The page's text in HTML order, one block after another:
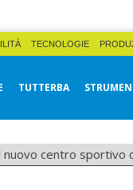
TECNOLOGIE
TUTTERBA
nuovo centro sportivo